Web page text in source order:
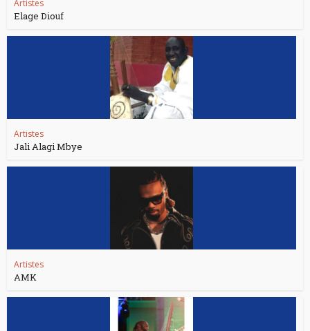
Artistes
Elage Diouf
Artistes
Jali Alagi Mbye
Artistes
AMK